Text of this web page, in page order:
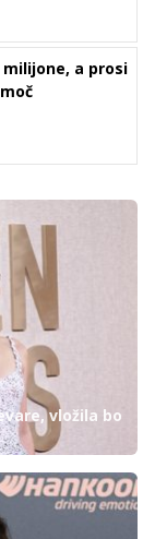
a prosi
vložila bo